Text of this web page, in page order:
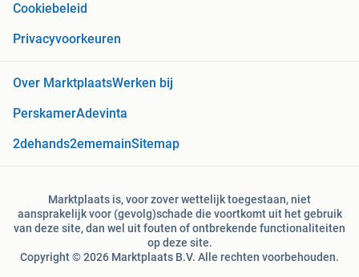
Cookiebeleid
Privacyvoorkeuren
Over MarktplaatsWerken bij
PerskamerAdevinta
2dehands2ememainSitemap
Marktplaats is, voor zover wettelijk toegestaan, niet
aansprakelijk voor (gevolg)schade die voortkomt uit het gebruik
van deze site, dan wel uit fouten of ontbrekende functionaliteiten
op deze site.
Copyright © 2026 Marktplaats B.V. Alle rechten voorbehouden.